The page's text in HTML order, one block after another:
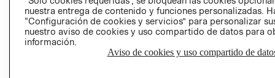
Perú (S/)
CAMBIAR REGIÓN
nuestra entrega de contenido y funciones personalizadas.
“Configuración de cookies y servicios” para personalizar
nuestro aviso de cookies y uso compartido de datos para
información.
Aviso de cookies y uso compartido de